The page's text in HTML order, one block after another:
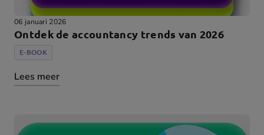
06 januari 2026
Ontdek de accountancy trends van 2026
E-BOOK
Lees meer